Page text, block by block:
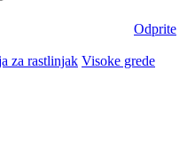
Odprite
za rastlinjak Visoke grede